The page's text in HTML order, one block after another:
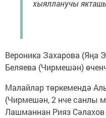
хыялланучы
Вероника Захарова (Яңа
Беляева (Чирмешән)
Малайлар төркемендә
(Чирмешән, 2 нче санлы
Лашманнан Рияз